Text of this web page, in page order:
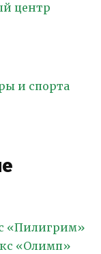
центр
и спорта
«Пилигрим»
«Олимп»